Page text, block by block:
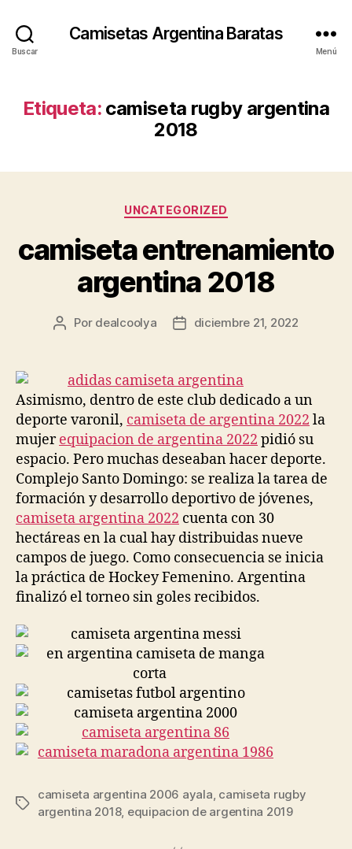
Buscar
Camisetas Argentina Baratas
Menú
Etiqueta: camiseta rugby argentina
2018
Categorías
UNCATEGORIZED
camiseta entrenamiento
argentina 2018
Autor
entrada
Por dealcoolya
Fecha
entrada
diciembre 21, 2022
Asimismo, dentro de este club dedicado a un
deporte varonil, camiseta de argentina 2022 la
mujerequipacion de argentina 2022 pidió su
espacio. Pero muchas deseaban hacer deporte.
Complejo Santo Domingo: se realiza la tarea de
formación y desarrollo deportivo de jóvenes,
camiseta argentina 2022 cuenta con 30
hectáreas en la cual hay distribuidas nueve
campos de juego. Como consecuencia se inicia
la práctica de Hockey Femenino. Argentina
finalizó el torneo sin goles recibidos.
Etiquetas
camiseta argentina 2006 ayala, camiseta rugby
argentina 2018, equipacion de argentina 2019